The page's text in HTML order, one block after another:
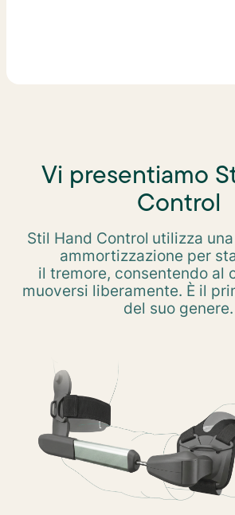
Vi presentiamo
Control
Stil Hand Control utilizza
ammortizzazione per
il tremore, consentendo al
muoversi liberamente. È il
del suo genere.